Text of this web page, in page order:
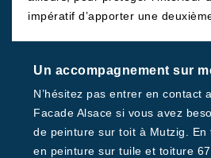
impératif d’apporter une
Un accompagnement sur
N’hésitez pas entrer en contact
Facade Alsace si vous avez
de peinture sur toit à Mutzig.
en peinture sur tuile et toiture